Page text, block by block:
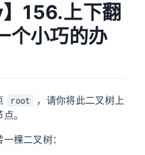
156.上下翻
个小巧的办
root
，请你将此二叉树上
。
棵二叉树：